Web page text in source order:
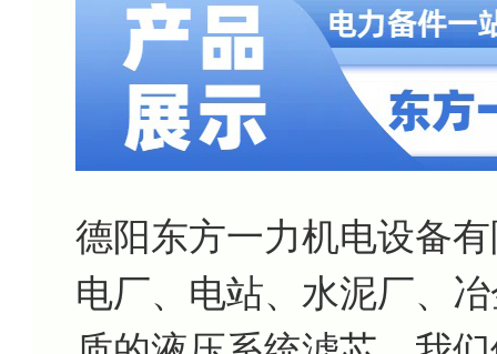
德阳东方一力机电设备
电厂、电站、水泥厂、